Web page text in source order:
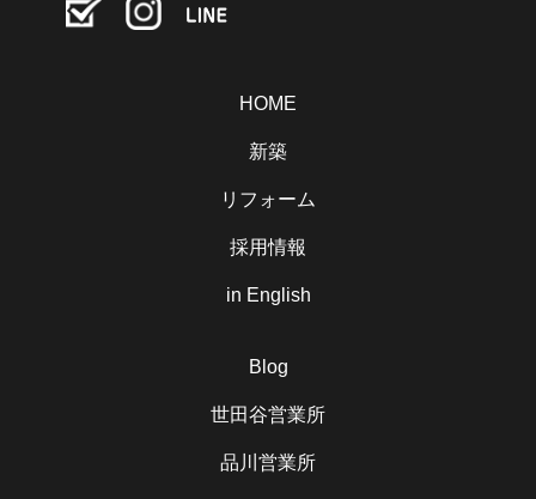
HOME
新築
リフォーム
採用情報
in English
Blog
世田谷営業所
品川営業所